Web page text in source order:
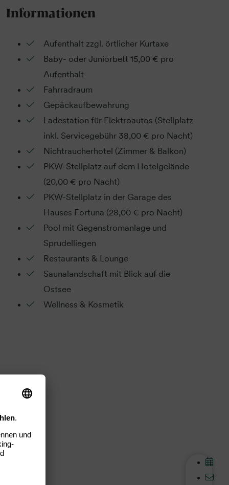
Informationen
Aufenthalt zzgl. örtlicher Kurtaxe
Baby- oder Juniorbett 15,00 € pro
Aufenthalt
Fahrradraum
Gepäckaufbewahrung
Ladestation für Elektroautos (Stellplatz
inkl. Servicegebühr 38,00 € pro Nacht)
Nichtraucherhotel (Zimmer & Balkon)
PKW-Stellplatz auf dem Hotelgelände
(20,00 € pro Nacht)
PKW-Stellplatz in der Garage des
Hauses Fortuna (28,00 € pro Nacht)
Pool mit Gegenstromanlage und
Sprudelliegen
Restaurants & Lounge
Saunalandschaft mit Blick auf die
Ostsee
Wellness & Kosmetik